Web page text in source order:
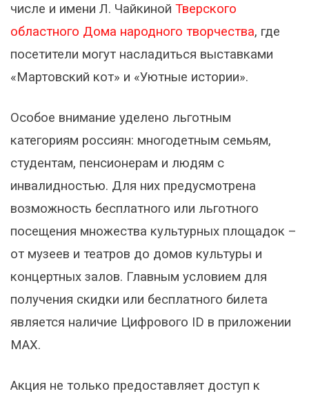
числе и имени Л. Чайкиной Тверского
областного Дома народного творчества, где
посетители могут насладиться выставками
«Мартовский кот» и «Уютные истории».
Особое внимание уделено льготным
категориям россиян: многодетным семьям,
студентам, пенсионерам и людям с
инвалидностью. Для них предусмотрена
возможность бесплатного или льготного
посещения множества культурных площадок –
от музеев и театров до домов культуры и
концертных залов. Главным условием для
получения скидки или бесплатного билета
является наличие Цифрового ID в приложении
MAX.
Акция не только предоставляет доступ к